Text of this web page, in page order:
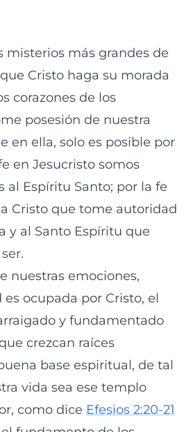
misterios más grandes de
Cristo haga su morada
corazones de los
posesión de nuestra
en ella, solo es posible por
en Jesucristo somos
al Espíritu Santo; por la fe
Cristo que tome autoridad
y al Santo Espíritu que
nuestras emociones,
ocupada por Cristo, el
y fundamentado
crezcan raíces
base espiritual, de tal
vida sea ese templo
como dice Efesios 2:20-21